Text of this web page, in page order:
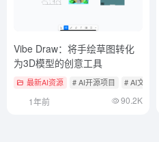
Vibe Draw：将手绘草图转化
为3D模型的创意工具
最新AI资源 # AI开源项目 # AI文本
1年前 90.2K